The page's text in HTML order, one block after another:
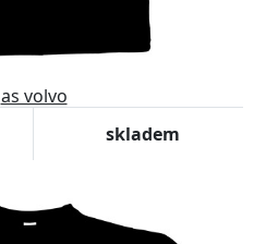
as volvo
skladem